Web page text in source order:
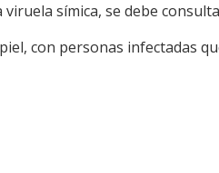
símica, se debe
con personas infectadas